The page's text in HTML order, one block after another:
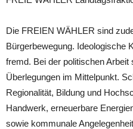
Die FREIEN WÄHLER sind
Bürgerbewegung. Ideologische
fremd. Bei der politischen
Überlegungen im Mittelpunkt.
Regionalität, Bildung und
Handwerk, erneuerbare
sowie kommunale